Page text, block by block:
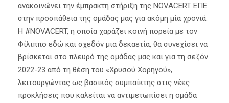
ανακοινώνει την έμπρακτη στήριξη της NOVACERT ΕΠΕ
στην προσπάθεια της ομάδας μας για ακόμη μία χρονιά.
Η #NOVACERT, η οποία χαράζει κοινή πορεία με τον
Φίλιππο εδώ και σχεδόν μια δεκαετία, θα συνεχίσει να
βρίσκεται στο πλευρό της ομάδας μας και για τη σεζόν
2022-23 από τη θέση του «Χρυσού Χορηγού»,
λειτουργώντας ως βασικός συμπαίκτης στις νέες
προκλήσεις που καλείται να αντιμετωπίσει η ομάδα